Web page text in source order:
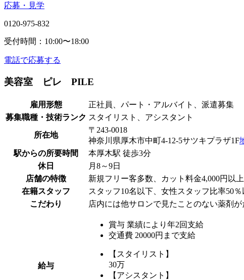
応募・見学
0120-975-832
受付時間：10:00〜18:00
電話で応募する
美容室 ピレ PILE
雇用形態
正社員、パート・アルバイト、派遣募集
募集職種・技術ランク スタイリスト、アシスタント
所在地
〒243-0018
神奈川県厚木市中町4-12-5サツキプラザ1F
駅からの所要時間
本厚木駅 徒歩3分
休日
月8～9日
店舗の特徴
新規フリー客多数、カット料金4,000円以上
在籍スタッフ
スタッフ10名以下、女性スタッフ比率50％
こだわり
店内には他サロンで見たことのない薬剤が
給与
賞与 業績により年2回支給
交通費 20000円まで支給
【スタイリスト】
30万
【アシスタント】